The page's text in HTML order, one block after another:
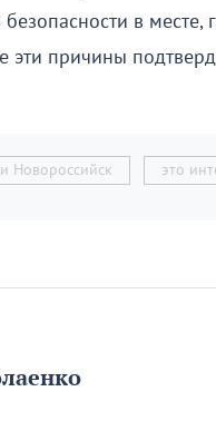
безопасности в
эти причины
Новороссийск это